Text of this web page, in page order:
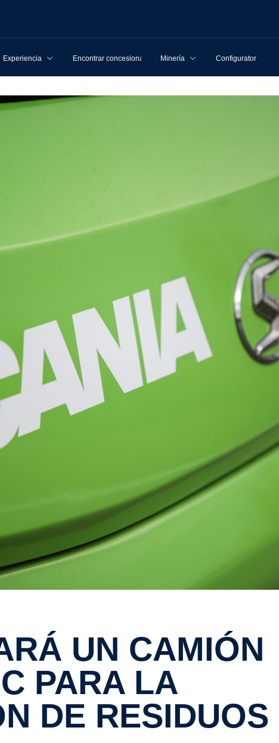
Experiencia Encontrar concesionarios Minería Configurator
PARA LA
DE RESIDUOS